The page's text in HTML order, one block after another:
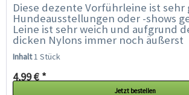
Diese dezente Vorführleine ist
Hundeausstellungen oder -shows
Leine ist sehr weich und aufgrund
dicken Nylons immer noch äußerst
strapazierfähig. Die Leine ist
Inhalt1 Stück
4,99 € *
Jetzt bestellen